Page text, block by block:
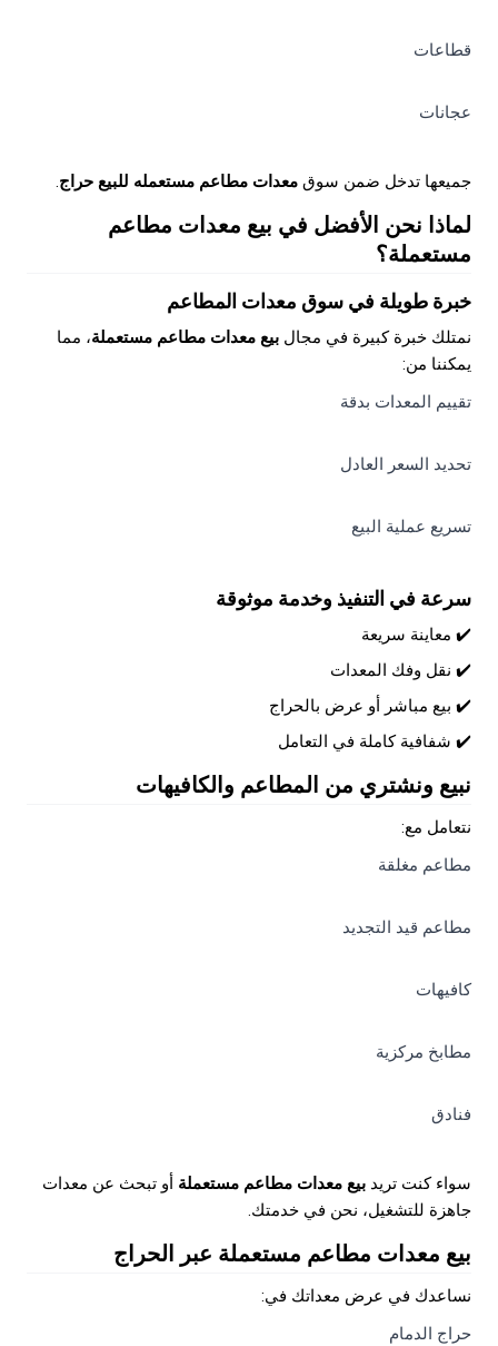
قطاعات
عجانات
جميعها تدخل ضمن سوق معدات مطاعم مستعمله للبيع حراج.
لماذا نحن الأفضل في بيع معدات مطاعم
مستعملة؟
خبرة طويلة في سوق معدات المطاعم
نمتلك خبرة كبيرة في مجال بيع معدات مطاعم مستعملة، مما
يمكننا من:
تقييم المعدات بدقة
تحديد السعر العادل
تسريع عملية البيع
سرعة في التنفيذ وخدمة موثوقة
✔️ معاينة سريعة
✔️ نقل وفك المعدات
✔️ بيع مباشر أو عرض بالحراج
✔️ شفافية كاملة في التعامل
نبيع ونشتري من المطاعم والكافيهات
نتعامل مع:
مطاعم مغلقة
مطاعم قيد التجديد
كافيهات
مطابخ مركزية
فنادق
سواء كنت تريد بيع معدات مطاعم مستعملة أو تبحث عن معدات
جاهزة للتشغيل، نحن في خدمتك.
بيع معدات مطاعم مستعملة عبر الحراج
نساعدك في عرض معداتك في:
حراج الدمام